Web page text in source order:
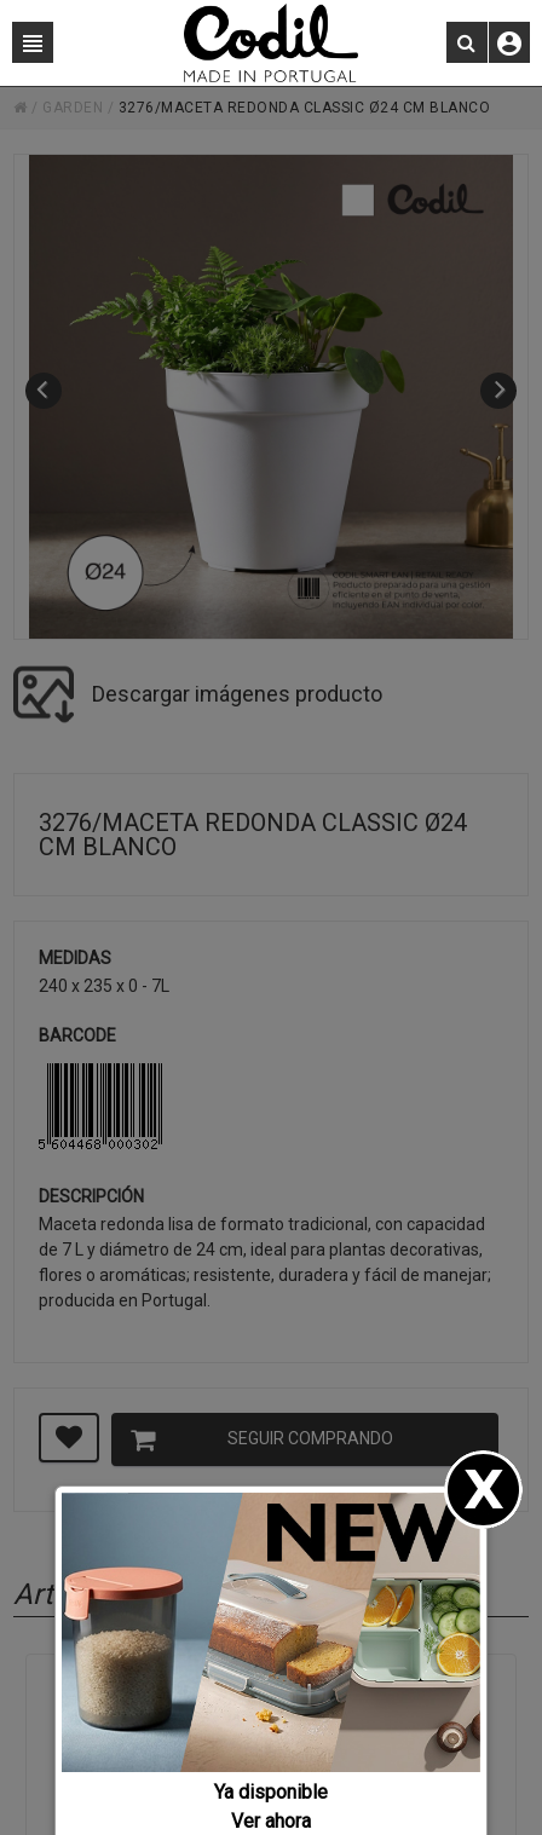
/ GARDEN / 3276/MACETA REDONDA CLASSIC Ø24 CM BLANCO
Descargar imágenes producto
3276/MACETA REDONDA CLASSIC Ø24
CM BLANCO
MEDIDAS
240 x 235 x 0 - 7L
BARCODE
DESCRIPCIÓN
Maceta redonda lisa de formato tradicional, con capacidad
de 7 L y diámetro de 24 cm, ideal para plantas decorativas,
flores o aromáticas; resistente, duradera y fácil de manejar;
producida en Portugal.
SEGUIR COMPRANDO
Artículos relacionados
Ya disponible
Ver ahora